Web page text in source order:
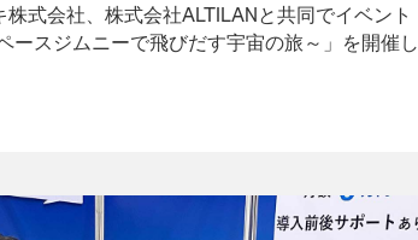
式会社、株式会社ALTILANと共同でイベント
ースジムニーで飛びだす宇宙の旅～」を開催し